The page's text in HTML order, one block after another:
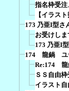
指名枠受注
【イラス
173 乃亜I型さ
お受けしま
173 乃亜I
174 龍鍋 ユ
Re:174 龍
ＳＳ自由
イラスト